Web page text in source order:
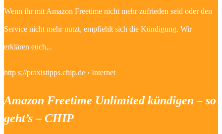
Wenn ihr mit Amazon Freetime nicht mehr zufrieden seid oder den
Service nicht mehr nutzt, empfiehlt sich die Kündigung. Wir
erklären euch,..
http s://praxistipps.chip.de › Internet
Amazon Freetime Unlimited kündigen – so
geht’s – CHIP